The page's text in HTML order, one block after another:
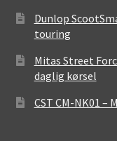
Dunlop
touring
Mitas Street
daglig kørsel
CST CM-NK01